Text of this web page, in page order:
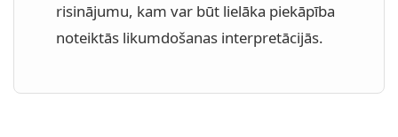
risinājumu, kam var būt lielāka piekāpība
noteiktās likumdošanas interpretācijās.